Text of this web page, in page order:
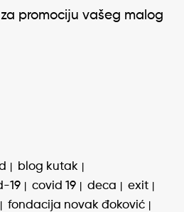
promociju vašeg malog
blog kutak
19 covid 19 deca
exit
fondacija novak đoković